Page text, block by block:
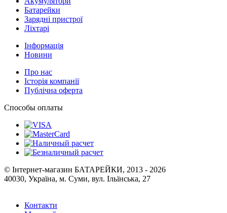
Батарейки
Зарядні пристрої
Ліхтарі
Інформація
Новини
Про нас
Історія компанії
Публічна оферта
Способы оплаты
© Інтернет-магазин БАТАРЕЙКИ, 2013 - 2026
40030, Україна, м. Суми, вул. Ільїнська, 27
Контакти